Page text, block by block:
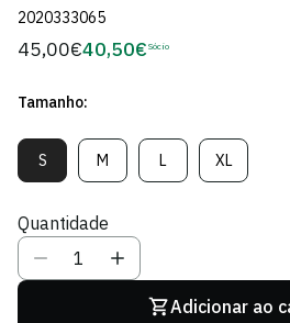
2020333065
Preço
45,00€Preço
Sócio
40,50€ Sócio
Tamanho:
SVariante
Esgotada
Indisponível
MVariante
Esgotada
Indisponível
LVariante
Esgotada
XLVariante
Esgotada
Quantidade
Adicionar ao